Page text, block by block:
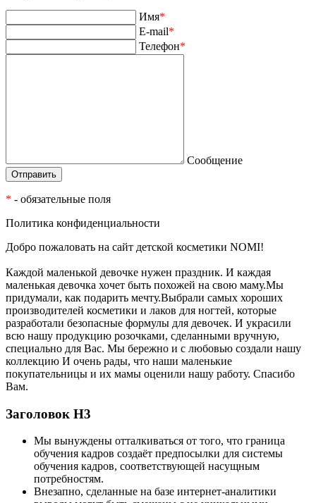
Имя*
E-mail*
Телефон*
Сообщение
* - обязательные поля
Политика конфиденциальности
Добро пожаловать на сайт детской косметики NOMI!
Каждой маленькой девочке нужен праздник. И каждая
маленькая девочка хочет быть похожей на свою маму.Мы
придумали, как подарить мечту.Выбрали самых хороших
производителей косметики и лаков для ногтей, которые
разработали безопасные формулы для девочек. И украсили
всю нашу продукцию розочками, сделанными вручную,
специально для Вас. Мы бережно и с любовью создали нашу
коллекцию И очень рады, что наши маленькие
покупательницы и их мамы оценили нашу работу. Спасибо
Вам.
Заголовок Н3
Мы вынуждены отталкиваться от того, что граница
обучения кадров создаёт предпосылки для системы
обучения кадров, соответствующей насущным
потребностям.
Внезапно, сделанные на базе интернет-аналитики